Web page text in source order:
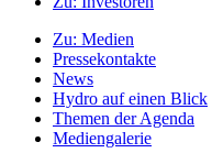
Zu: Medien
Pressekontakte
News
Hydro auf einen Blick
Themen der Agenda
Mediengalerie